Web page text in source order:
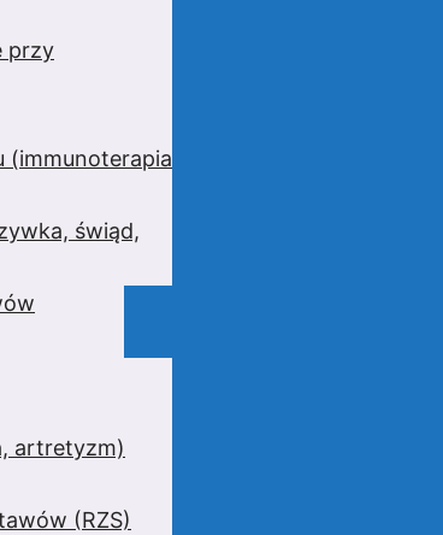
przy
(immunoterapia
świąd,
artretyzm)
(RZS)